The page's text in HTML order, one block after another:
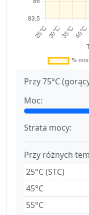
Przy 75°C
Moc:
Strata mocy:
Przy różnych
25°C (STC)
45°C
55°C